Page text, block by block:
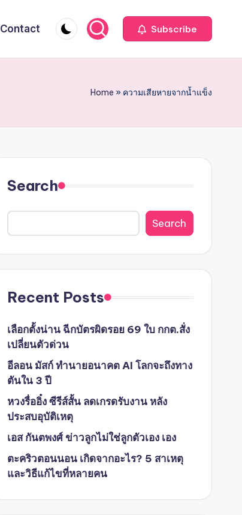
Contact Subscribe
Home » ความเสียหายจากน้ำแข็ง
Search
Search
Recent Posts
เลือกตั้งน่าน ฉีกบัตรผิดรอย 69 ใบ กกต.สั่ง
เปลี่ยนตัวด่วน
อีลอน มัสก์ ทำนายอนาคต AI โลกจะถึงทาง
ตันใน 3 ปี
หวงรื่ออิ๋ง ซีรีส์สั้น ลดเกรดรับงาน หลัง
ประสบอุบัติเหตุ
เอส กันตพงศ์ ข่าวลูกไม่ใช่ลูกตัวเอง เอง
ตะคริวตอนนอน เกิดจากอะไร? 5 สาเหตุ
และวิธีแก้ไขที่หลายคน